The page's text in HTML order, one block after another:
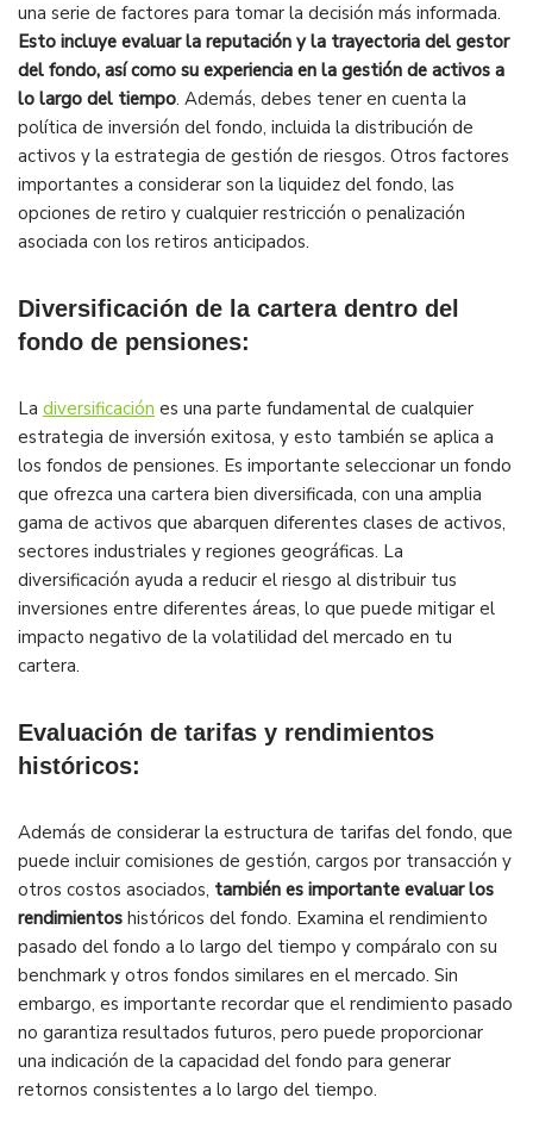
una serie de factores para tomar la decisión más informada.
Esto incluye evaluar la reputación y la trayectoria del gestor
del fondo, así como su experiencia en la gestión de activos a
lo largo del tiempo. Además, debes tener en cuenta la
política de inversión del fondo, incluida la distribución de
activos y la estrategia de gestión de riesgos. Otros factores
importantes a considerar son la liquidez del fondo, las
opciones de retiro y cualquier restricción o penalización
asociada con los retiros anticipados.
Diversificación de la cartera dentro del
fondo de pensiones:
La diversificación es una parte fundamental de cualquier
estrategia de inversión exitosa, y esto también se aplica a
los fondos de pensiones. Es importante seleccionar un fondo
que ofrezca una cartera bien diversificada, con una amplia
gama de activos que abarquen diferentes clases de activos,
sectores industriales y regiones geográficas. La
diversificación ayuda a reducir el riesgo al distribuir tus
inversiones entre diferentes áreas, lo que puede mitigar el
impacto negativo de la volatilidad del mercado en tu
cartera.
Evaluación de tarifas y rendimientos
históricos:
Además de considerar la estructura de tarifas del fondo, que
puede incluir comisiones de gestión, cargos por transacción y
otros costos asociados, también es importante evaluar los
rendimientos históricos del fondo. Examina el rendimiento
pasado del fondo a lo largo del tiempo y compáralo con su
benchmark y otros fondos similares en el mercado. Sin
embargo, es importante recordar que el rendimiento pasado
no garantiza resultados futuros, pero puede proporcionar
una indicación de la capacidad del fondo para generar
retornos consistentes a lo largo del tiempo.